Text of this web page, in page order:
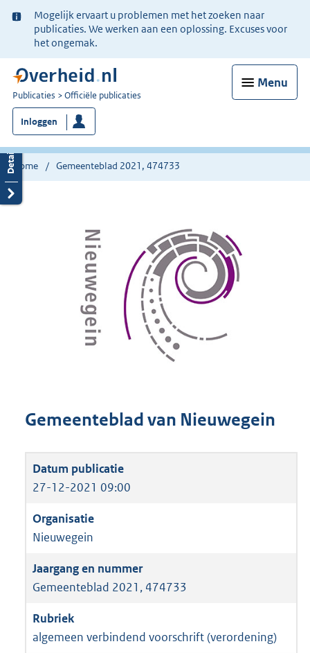
Ter
informatie:
Mogelijk ervaart u problemen met het zoeken naar
publicaties. We werken aan een oplossing. Excuses voor
het ongemak.
Menu
U
bent
nu
hier:
Publicaties Officiële publicaties
Inloggen
Home Gemeenteblad 2021, 474733
Gemeenteblad van Nieuwegein
27-12-2021 09:00
Nieuwegein
Gemeenteblad 2021, 474733
algemeen verbindend voorschrift (verordening)